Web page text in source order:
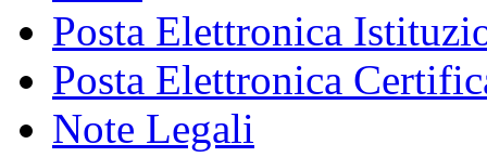
Posta Elettronica
Posta Elettronica
Note Legali